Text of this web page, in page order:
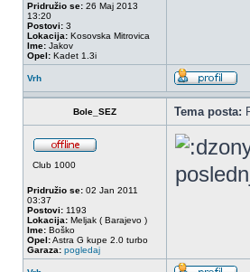
Pridružio se: 26 Maj 2013
13:20
Postovi: 3
Lokacija: Kosovska Mitrovica
Ime: Jakov
Opel: Kadet 1.3i
Vrh
Bole_SEZ Tema posta:
Club 1000
Pridružio se: 02 Jan 2011
03:37
Postovi: 1193
Lokacija: Meljak ( Barajevo )
Ime: Boško
Opel:Astra G kupe 2.0 turbo
Garaza: pogledaj